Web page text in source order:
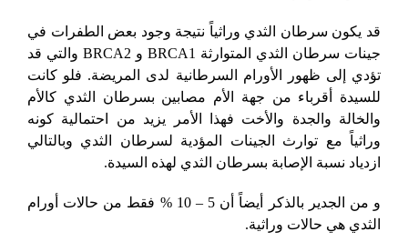
قد يكون سرطان الثدي وراثياً نتيجة وجود بعض الطفرات في
جينات سرطان الثدي المتوارثة BRCA1 و BRCA2 والتي قد
تؤدي إلى ظهور الأورام السرطانية لدى المريضة. فلو كانت
للسيدة أقرباء من جهة الأم مصابين بسرطان الثدي كالأم
والخالة والجدة والأخت فهذا الأمر يزيد من احتمالية كونه
وراثياً مع توارث الجينات المؤدية لسرطان الثدي وبالتالي
ازدياد نسبة الإصابة بسرطان الثدي لهذه السيدة.
و من الجدير بالذكر أيضاً أن 5 – 10 % فقط من حالات أورام
الثدي هي حالات وراثية.